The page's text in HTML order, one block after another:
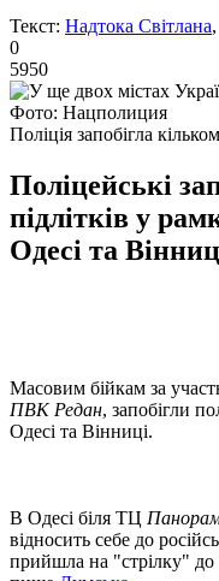
Текст: Надтока Світлана
0
5950
Фото: Нацполиция
Поліція запобігла
Поліцейські
підлітків у
Одесі та
Масовим бійкам за
ПВК Редан, запобігли
Одесі та Вінниці.
В Одесі біля ТЦ
відносить себе до
прийшла на "стрілку"